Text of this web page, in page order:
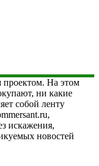
проектом. На этом
ни какие
собой ленту
искажения,
новостей